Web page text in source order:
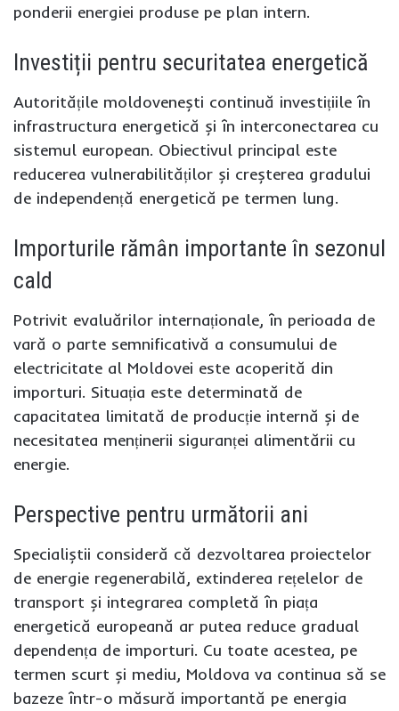
ponderii energiei produse pe plan intern.
Investiții pentru securitatea energetică
Autoritățile moldovenești continuă investițiile în
infrastructura energetică și în interconectarea cu
sistemul european. Obiectivul principal este
reducerea vulnerabilităților și creșterea gradului
de independență energetică pe termen lung.
Importurile rămân importante în sezonul
cald
Potrivit evaluărilor internaționale, în perioada de
vară o parte semnificativă a consumului de
electricitate al Moldovei este acoperită din
importuri. Situația este determinată de
capacitatea limitată de producție internă și de
necesitatea menținerii siguranței alimentării cu
energie.
Perspective pentru următorii ani
Specialiștii consideră că dezvoltarea proiectelor
de energie regenerabilă, extinderea rețelelor de
transport și integrarea completă în piața
energetică europeană ar putea reduce gradual
dependența de importuri. Cu toate acestea, pe
termen scurt și mediu, Moldova va continua să se
bazeze într-o măsură importantă pe energia